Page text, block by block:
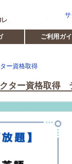
ご利用ガ
ー資格取得
ター資格取得